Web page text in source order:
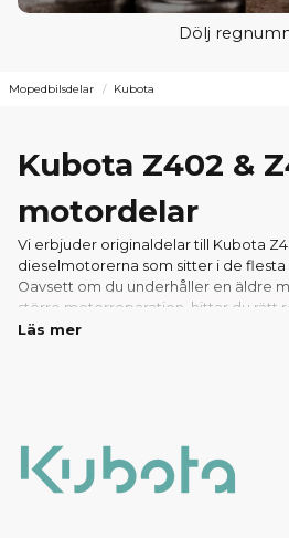
Dölj
Mopedbilsdelar Kubota
Kubota Z402 &
motordelar
Vi erbjuder originaldelar till Kubota
dieselmotorerna som sitter i de
Oavsett om du underhåller en äldre
större motorreparation, hittar du rätt
Tack vare vårt välfyllda lager kan vi
leveranser – perfekt för verkstäder
behöver delarna snabbt. Hos oss
Läs mer